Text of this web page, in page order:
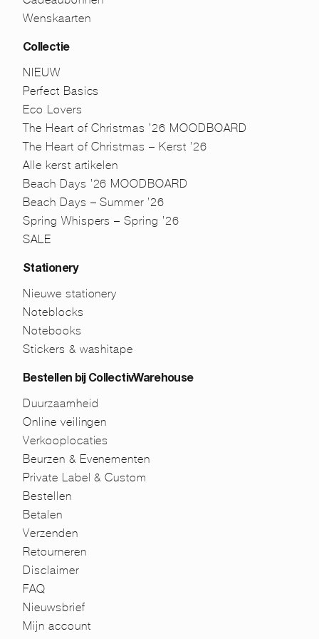
Wenskaarten
Collectie
NIEUW
Perfect Basics
Eco Lovers
The Heart of Christmas ’26 MOODBOARD
The Heart of Christmas – Kerst ’26
Alle kerst artikelen
Beach Days ’26 MOODBOARD
Beach Days – Summer ’26
Spring Whispers – Spring ’26
SALE
Stationery
Nieuwe stationery
Noteblocks
Notebooks
Stickers & washitape
Bestellen bij CollectivWarehouse
Duurzaamheid
Online veilingen
Verkooplocaties
Beurzen & Evenementen
Private Label & Custom
Bestellen
Betalen
Verzenden
Retourneren
Disclaimer
FAQ
Nieuwsbrief
Mijn account